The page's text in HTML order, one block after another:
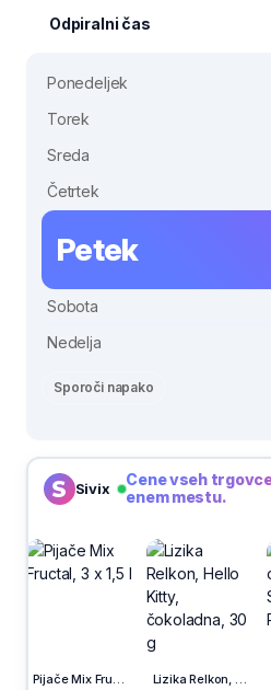
Odpiralni čas
Ponedeljek
Torek
Sreda
Četrtek
Petek
Sobota
Nedelja
Sporoči napako
Sivix
Cene vseh
enem mestu.
Pijače Mix Fructal, 3 x 1,5 l Lizika Relkon, Hello Kitty, čokoladna, 30 g